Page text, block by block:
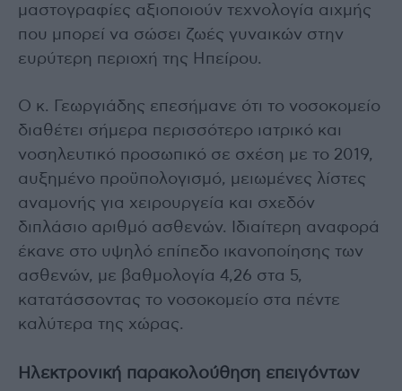
μαστογραφίες αξιοποιούν τεχνολογία αιχμής
που μπορεί να σώσει ζωές γυναικών στην
ευρύτερη περιοχή της Ηπείρου.
Ο κ. Γεωργιάδης επεσήμανε ότι το νοσοκομείο
διαθέτει σήμερα περισσότερο ιατρικό και
νοσηλευτικό προσωπικό σε σχέση με το 2019,
αυξημένο προϋπολογισμό, μειωμένες λίστες
αναμονής για χειρουργεία και σχεδόν
διπλάσιο αριθμό ασθενών. Ιδιαίτερη αναφορά
έκανε στο υψηλό επίπεδο ικανοποίησης των
ασθενών, με βαθμολογία 4,26 στα 5,
κατατάσσοντας το νοσοκομείο στα πέντε
καλύτερα της χώρας.
Ηλεκτρονική παρακολούθηση επειγόντων